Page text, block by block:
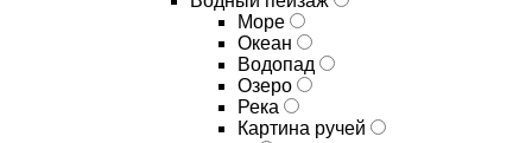
Море
Океан
Водопад
Озеро
Река
Картина ручей